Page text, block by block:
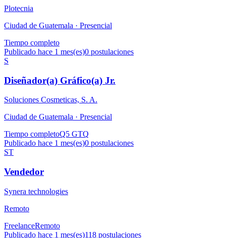
Plotecnia
Ciudad de Guatemala · Presencial
Tiempo completo
Publicado hace 1 mes(es)0 postulaciones
S
Diseñador(a) Gráfico(a) Jr.
Soluciones Cosmeticas, S. A.
Ciudad de Guatemala · Presencial
Tiempo completoQ5 GTQ
Publicado hace 1 mes(es)0 postulaciones
ST
Vendedor
Synera technologies
Remoto
FreelanceRemoto
Publicado hace 1 mes(es)118 postulaciones